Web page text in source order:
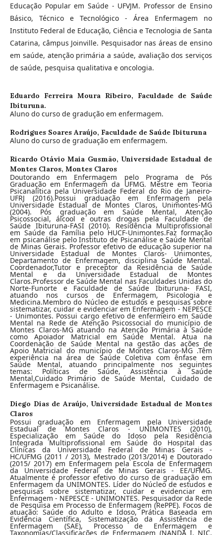
Educação Popular em Saúde - UFVJM. Professor de Ensino
Básico, Técnico e Tecnológico - Área Enfermagem no
Instituto Federal de Educação, Ciência e Tecnologia de Santa
Catarina, câmpus Joinville. Pesquisador nas áreas de ensino
em saúde, atenção primária a saúde, avaliação dos serviços
de saúde, pesquisa qualitativa e oncologia.
Eduardo Ferreira Moura Ribeiro, Faculdade de Saúde
Ibituruna.
Aluno do curso de gradução em enfermagem.
Rodrigues Soares Araújo, Faculdade de Saúde Ibituruna
Aluno do curso de graduação em enfermagem.
Ricardo Otávio Maia Gusmão, Universidade Estadual de
Montes Claros, Montes Claros
Doutorando em Enfermagem pelo Programa de Pós
Graduação em Enfermagem da UFMG. Mestre em Teoria
Psicanalítica pela Universidade Federal do Rio de Janeiro-
UFRJ (2016).Possui graduação em Enfermagem pela
Universidade Estadual de Montes Claros, Unimontes-MG
(2004). Pós graduação em Saúde Mental, Atenção
Psicossocial, álcool e outras drogas pela Faculdade de
Saúde Ibituruna-FASI (2010). Residência Multiprofissional
em Saúde da Família pelo HUCF-Unimontes.Faz formação
em psicanálise pelo Instituto de Psicanálise e Saúde Mental
de Minas Gerais. Professor efetivo de educação superior na
Universidade Estadual de Montes Claros- Unimontes,
Departamento de Enfermagem, disciplina Saúde Mental.
Coordenador,Tutor e preceptor da Residência de Saúde
Mental e da Universidade Estadual de Montes
Claros.Professor de Saúde Mental nas Faculdades Unidas do
Norte-Funorte e Faculdade de Saúde Ibituruna- FASI,
atuando nos cursos de Enfermagem, Psicologia e
Medicina.Membro do Núcleo de estudos e pesquisas sobre
sistematizar, cuidar e evidenciar em Enfermagem - NEPESCE
- Unimontes. Possui cargo efetivo de enfermeiro em Saúde
Mental na Rede de Atenção Psicossocial do município de
Montes Claros-MG atuando na Atenção Primária à Saúde
como Apoiador Matricial em Saúde Mental. Atua na
Coordenação de Saúde Mental na gestão das ações de
Apoio Matricial do município de Montes Claros-MG .Têm
experiência na área de Saúde Coletiva com ênfase em
Saúde Mental, atuando principalmente nos seguintes
temas: Políticas de Saúde, Assistência à Saúde
Mental,Cuidado Primário de Saúde Mental, Cuidado de
Enfermagem e Psicanálise.
Diego Dias de Araújo, Universidade Estadual de Montes
Claros
Possui graduação em Enfermagem pela Universidade
Estadual de Montes Claros - UNIMONTES (2010),
Especialização em Saúde do Idoso pela Residência
Integrada Multiprofissional em Saúde do Hospital das
Clínicas da Universidade Federal de Minas Gerais -
HC/UFMG (2011 / 2013), Mestrado (2013/2014) e Doutorado
(2015/ 2017) em Enfermagem pela Escola de Enfermagem
da Universidade Federal de Minas Gerais - EE/UFMG.
Atualmente é professor efetivo do curso de graduação em
Enfermagem da UNIMONTES. Líder do Núcleo de estudos e
pesquisas sobre sistematizar, cuidar e evidenciar em
Enfermagem - NEPESCE - UNIMONTES. Pesquisador da Rede
de Pesquisa em Processo de Enfermagem (RePPE). Focos de
atuação: Saúde do Adulto e Idoso, Prática Baseada em
Evidência Científica, Sistematização da Assistência de
Enfermagem (SAE), Processo de Enfermagem e
Taxonomias/Classificações de Enfermagem (NANDA I, NIC,